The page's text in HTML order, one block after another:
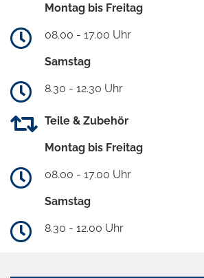
Montag bis Freitag
08.00 - 17.00 Uhr
Samstag
8.30 - 12.30 Uhr
Teile & Zubehör
Montag bis Freitag
08.00 - 17.00 Uhr
Samstag
8.30 - 12.00 Uhr